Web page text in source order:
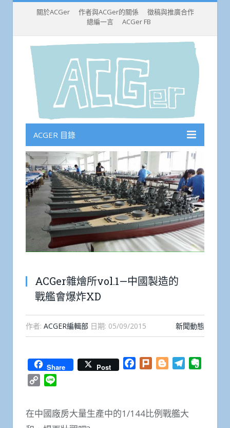
關於ACGer 作者與ACGer的關係
徵稿與推廣合作
總編一言
ACGer FB
ACGER 目錄
ACGer雜燴所vol.1—中國製造的
戰艦會爆炸XD
作者: ACGER編輯部 日期: 05/09/2015 新聞動態
Share Post Facebook
Plurk BloggerTelegram
Copy
在中國廠房大量生產中的1/144比例戰艦大